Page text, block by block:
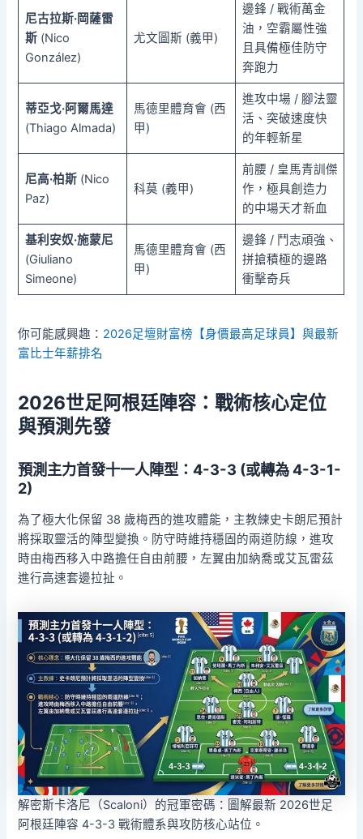
尼古拉斯·岡薩雷
斯(Nico
González)
尤文圖斯 (義甲)
邊鋒 / 戰術萬金
油，空霸屬性強
且具備極佳防守
奔跑力
蒂亞戈·阿爾馬達
(Thiago Almada)
馬德里體育會 (西
甲)
進攻中場 / 腳法靈
活、突破速度快
的年輕新星
尼高·柏斯(Nico
Paz)
科莫 (義甲)
前腰 / 皇馬青訓傑
作，極具創造力
的中場天才新血
基利安奴·施蒙尼
(Giuliano
Simeone)
馬德里體育會 (西
甲)
邊鋒 / 鬥志頑強、
拼搶積極的邊路
衝擊奇兵
你可能感興趣： 2026足壇財富榜【身價最高足球員】與最新
富比士年薪排名
2026世足阿根廷陣容：戰術核心定位
與預測先發
預測主力首發十一人陣型：4-3-3 (或轉為 4-3-1-
2)
為了極大化保留 38 歲梅西的進攻體能，主教練史卡朗尼預計
將採取靈活的陣型變換。防守時維持穩固的兩道防線，進攻
時由梅西移入中路擔任自由前腰，左翼由加納喬或艾瓦雷茲
進行高速套邊拉扯。
解密斯卡洛尼（Scaloni）的冠軍密碼：圖解最新 2026世足
阿根廷陣容 4-3-3 戰術體系與攻防核心站位。